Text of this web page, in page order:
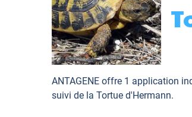
ANTAGENE offre 1 application
suivi de la Tortue d'Hermann.